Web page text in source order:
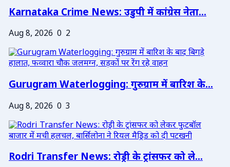
Karnataka Crime News: उडुपी में कांग्रेस नेता...
Aug 8, 2026 0 2
Gurugram Waterlogging: गुरुग्राम में बारिश के...
Aug 8, 2026 0 3
Rodri Transfer News: रोड्री के ट्रांसफर को ले...